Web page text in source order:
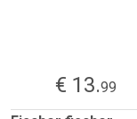
€ 13.99